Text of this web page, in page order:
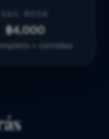
฿4,000
+ comidas